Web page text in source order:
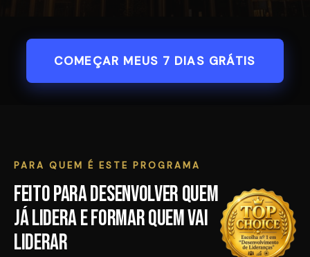
COMEÇAR MEUS 7 DIAS GRÁTIS
PARA QUEM É ESTE PROGRAMA
Feito para desenvolver quem
já lidera e formar quem vai
liderar